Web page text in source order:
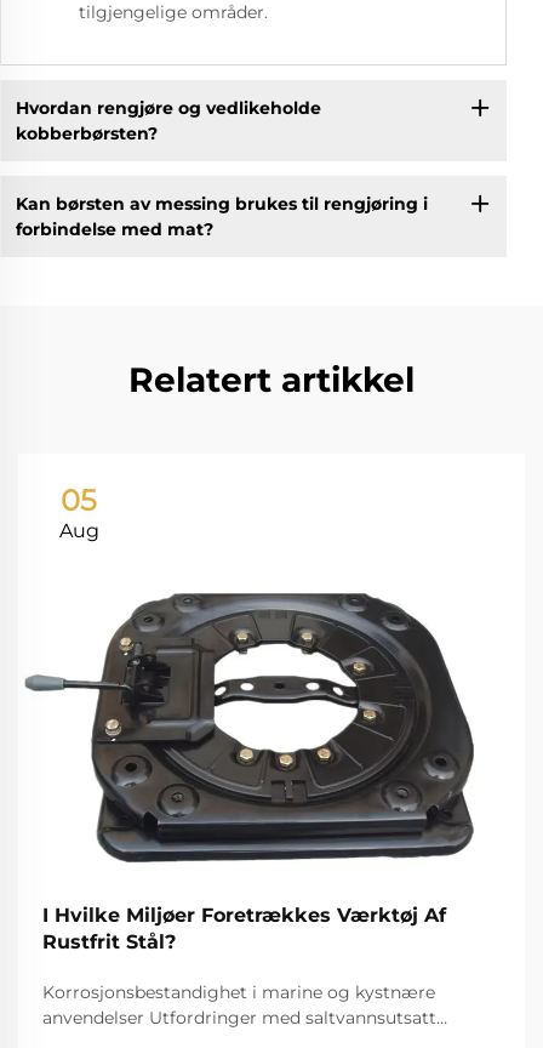
tilgjengelige områder.
Hvordan rengjøre og vedlikeholde
kobberbørsten?
Kan børsten av messing brukes til rengjøring i
forbindelse med mat?
Relatert artikkel
05
Aug
I Hvilke Miljøer Foretrækkes Værktøj Af
Rustfrit Stål?
Korrosjonsbestandighet i marine og kystnære
anvendelser Utfordringer med saltvannsutsatt